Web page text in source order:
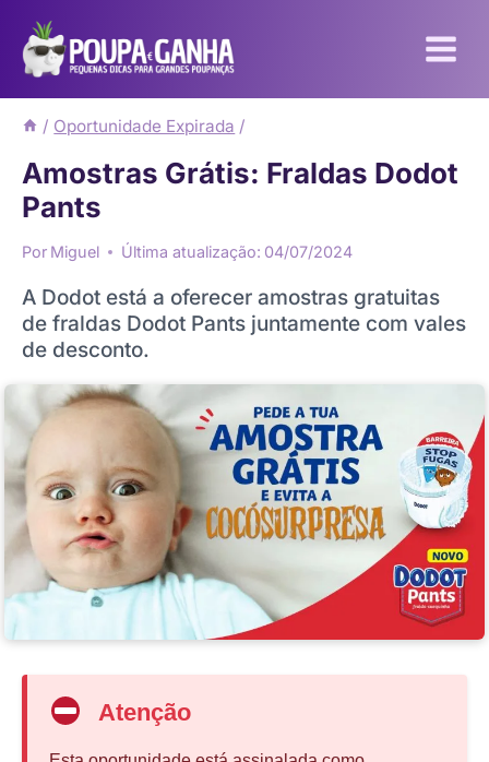
para
Conteúdo
/ Oportunidade Expirada /
Amostras Grátis: Fraldas Dodot
Pants
Por Miguel Última atualização: 04/07/2024
A Dodot está a oferecer amostras gratuitas
de fraldas Dodot Pants juntamente com vales
de desconto.
Atenção